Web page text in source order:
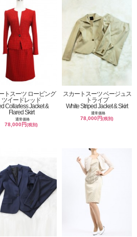
トスーツ ロービング
ツイードレッド
Collarless Jacket &
Flared Skirt
通常価格
78,000円(税別)
スカートスーツ ベージュス
トライプ
White Striped Jacket & Skirt
通常価格
78,000円(税別)